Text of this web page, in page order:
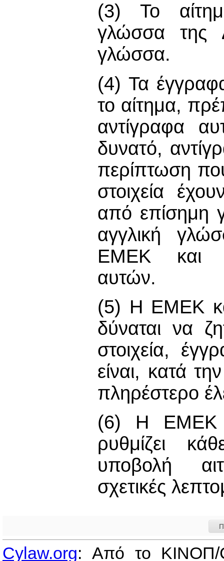
(3) Το
γλώσσα της
γλώσσα.
(4) Τα
το αίτημα,
αντίγραφα
δυνατό,
περίπτωση
στοιχεία
από επίσημη
αγγλική
ΕΜΕΚ και
αυτών.
(5) Η ΕΜΕΚ
δύναται να
στοιχεία,
είναι, κατά
πληρέστερο
(6) Η ΕΜΕΚ
ρυθμίζει
υποβολή
σχετικές
Cylaw.org: Από το